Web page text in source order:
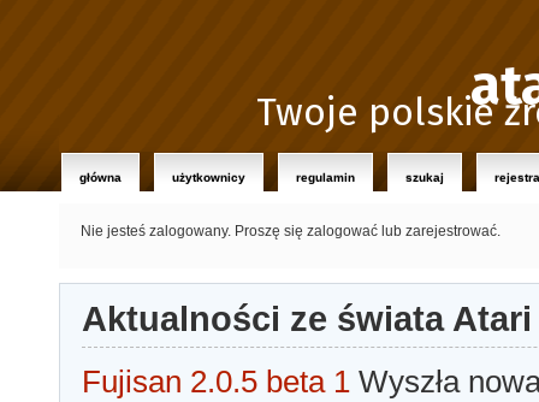
Twoje polskie
główna użytkownicy regulamin szukaj
Nie jesteś zalogowany. Proszę się zalogować lub zarejestrować.
Aktualności ze świata Atari
Fujisan 2.0.5 beta 1 Wyszła